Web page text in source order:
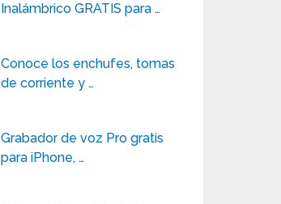
Inalámbrico GRATIS para …
Conoce los enchufes, tomas
de corriente y …
Grabador de voz Pro gratis
para iPhone, …